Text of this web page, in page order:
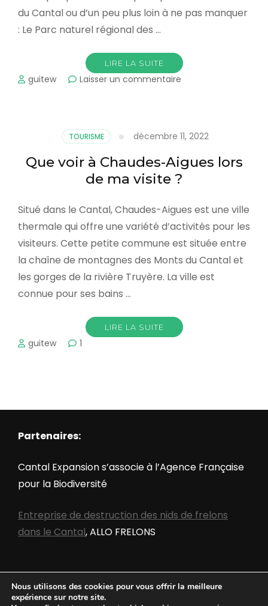
du Cantal ou d’un peu plus loin à ne pas manquer
: Le Parc naturel régional des …
LIRE LA SUITE
guitew Laisser un commentaire
Cantal
au-
delà
TOURISME décembre 11, 2022
Que voir à Chaudes-Aigues lors
de ma visite ?
Situé dans le Cantal, Chaudes-Aigues est une ville
thermale qui offre une variété d’activités pour les
visiteurs. Cette petite commune est située entre
la chaîne de montagnes des Monts du Cantal et
les gorges de la rivière Truyère. La ville est
connue pour ses bains …
LIRE LA SUITE
guitew 1
Partenaires:
Cantal Expansion s’associe à l’Agence Française
pour la Biodiversité
Entreprise de destruction des nids de frelons
dans le Cantal, ALLO FRELONS
Nous utilisons des cookies pour vous offrir la meilleure
expérience sur notre site.